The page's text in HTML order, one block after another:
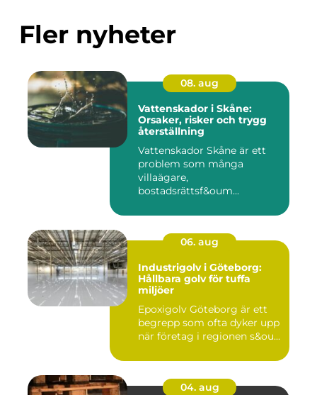
Fler nyheter
08. aug
Vattenskador i Skåne:
Orsaker, risker och trygg
återställning
Vattenskador Skåne är ett
problem som många
villaägare,
bostadsrättsf&oum...
06. aug
Industrigolv i Göteborg:
Hållbara golv för tuffa
miljöer
Epoxigolv Göteborg är ett
begrepp som ofta dyker upp
när företag i regionen s&ou...
04. aug